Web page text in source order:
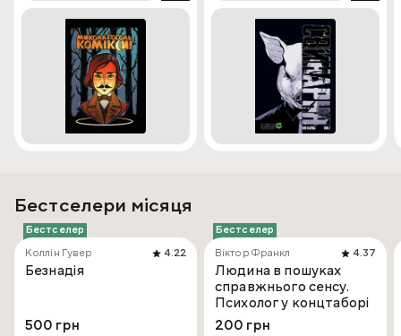
Бестселери місяця
Бестселер
Коллін Гувер
4.22
Безнадія
500 грн
Бестселер
Віктор Франкл
4.37
Людина в пошуках
справжнього сенсу.
Психолог у концтаборі
200 грн